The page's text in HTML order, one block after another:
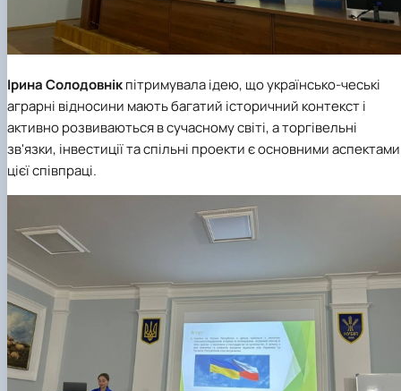
Ірина Солодовнікпітримувала ідею, що українсько-чеські
аграрні відносини мають багатий історичний контекст і
активно розвиваються в сучасному світі, а торгівельні
зв'язки, інвестиції та спільні проекти є основними аспектами
цієї співпраці.